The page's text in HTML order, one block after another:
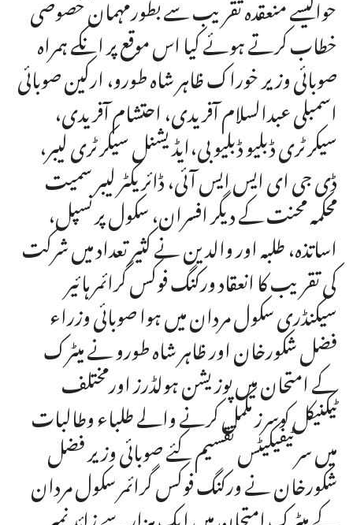
خطاب کرتے ہوئے کیا اس موقع پر انکے ہمراہ
صوبائی وزیر خوراک ظاہر شاہ طورو، ارکین صوبائی
اسمبلی عبدالسلام آفریدی، احتشام آفریدی،
سیکرٹری ڈبلیو ڈبلیو بی،ایڈیشنل سیکرٹری لیبر،
ڈی جی ای ایس ایس آئی، ڈائریکٹر لیبر سمیت
محکمہ محنت کے دیگر افسران، سکول پرنسپل،
اساتذہ، طلبہ اور والدین نے کثیر تعداد میں شرکت
کی تقریب کا انعقاد ورکنگ فوکس گرائمر ہائیر
سیکنڈری سکول مردان میں ہوا صوبائی وزراء
فضل شکورخان اور ظاہر شاہ طورو نے میٹرک
کے امتحان میں پوزیشن ہولڈرز اورمختلف
ٹیکنیکل کوسرز مکمل کرنے والے طلباء وطالبات
میں سرٹیفیکیٹس تقسیم کئے صوبائی وزیر فضل
شکورخان نے ورکنگ فوکس گرائمر سکول مردان